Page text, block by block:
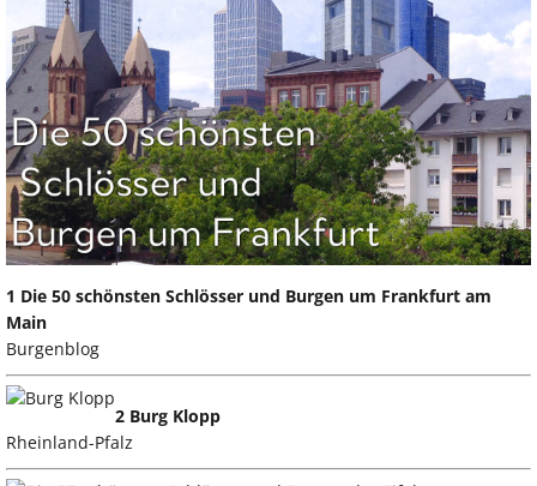
1 Die 50 schönsten Schlösser und Burgen um Frankfurt am
Main
Burgenblog
2 Burg Klopp
Rheinland-Pfalz